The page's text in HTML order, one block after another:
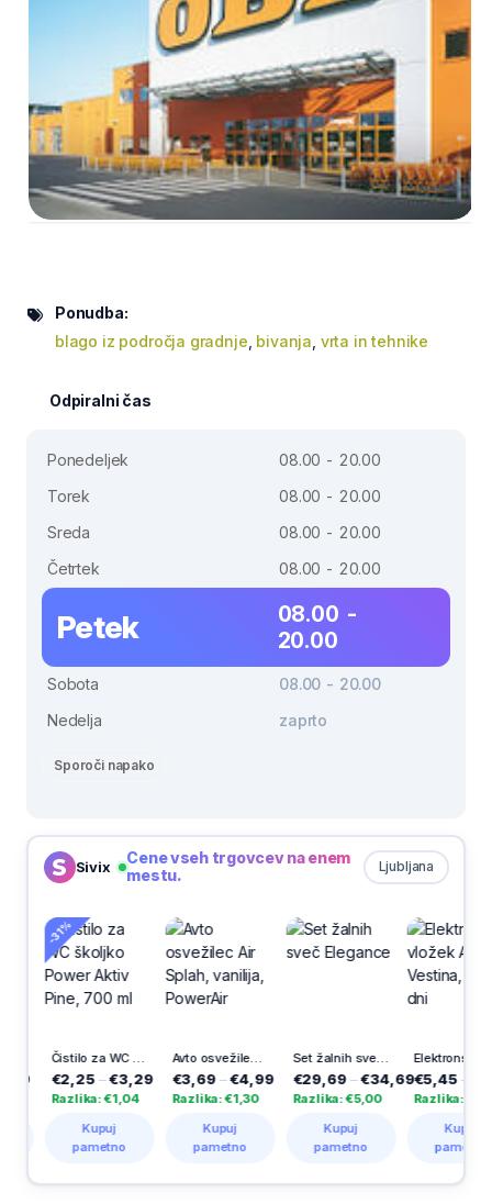
Ponudba:
blago iz področja gradnje bivanja vrta in tehnike
Odpiralni čas
Ponedeljek
08.00 - 20.00
Torek
08.00 - 20.00
Sreda
08.00 - 20.00
Četrtek
08.00 - 20.00
Petek
08.00 -
20.00
Sobota
08.00 - 20.00
Nedelja
zaprto
Sporoči napako
Sivix Ljubljana
Cene vseh trgovcev na enem
mestu.
Čistilo za WC školjko Power Aktiv Pine, 700 ml
€2,25– €3,29
Razlika: €1,04
pametno
Avto osvežilec Air Splah, vanilija, PowerAir
€3,69– €4,99
Razlika: €1,30
pametno
Set žalnih sveč Elegance
€29,69– €34,69
Razlika: €5,00
pametno
Elektronski vložek Apolon, Vestina, 365 dni
€5,45– €9,98
Razlika: €4,53
pametno